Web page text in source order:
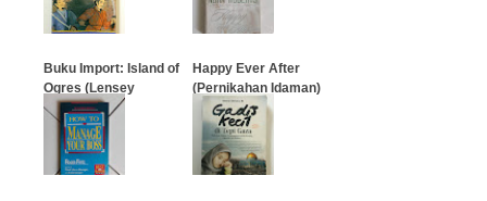
Buku Import: Island of
Ogres (Lensey
Namioka)
Happy Ever After
(Pernikahan Idaman)
…